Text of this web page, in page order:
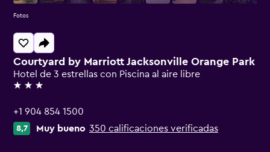
Courtyard by Marriott Jacksonville Orange Park
Hotel de 3 estrellas con Piscina al aire libre
3 estrellas
+1 904 854 1500
8,7 Muy bueno 350 calificaciones verificadas
Fotos